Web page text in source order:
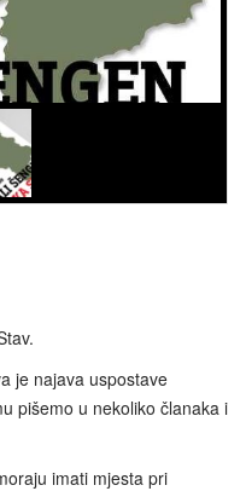
je najava uspostave
pišemo u nekoliko članaka i
imati mjesta pri